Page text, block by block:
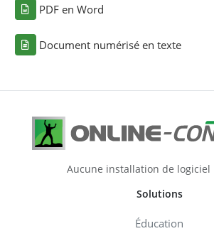
PDF en Word
Document numérisé en texte
Aucune installation de logiciel
Solutions
Éducation